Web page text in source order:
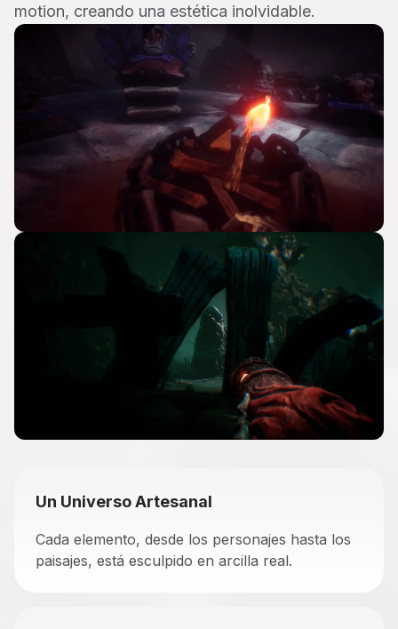
motion, creando una estética inolvidable.
Un Universo Artesanal
Cada elemento, desde los personajes hasta los
paisajes, está esculpido en arcilla real.